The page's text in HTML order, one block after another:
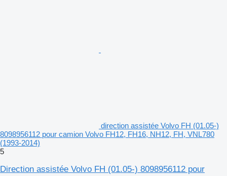
direction assistée Volvo FH (01.05-)
8098956112 pour camion Volvo FH12, FH16, NH12, FH, VNL780
(1993-2014)
5
Direction assistée Volvo FH (01.05-) 8098956112 pour